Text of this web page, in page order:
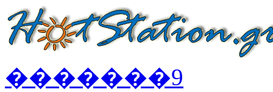
�������9